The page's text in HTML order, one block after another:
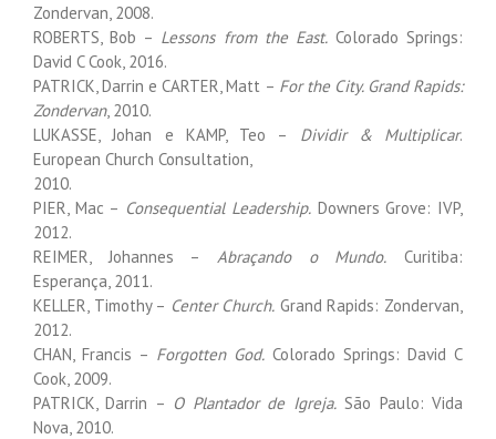
Zondervan, 2008.
ROBERTS, Bob – Lessons from the East.Colorado Springs:
David C Cook, 2016.
PATRICK, Darrin e CARTER, Matt – For the City. Grand Rapids:
Zondervan, 2010.
LUKASSE, Johan e KAMP, Teo – Dividir & Multiplicar.
European Church Consultation,
2010.
PIER, Mac – Consequential Leadership.Downers Grove: IVP,
2012.
REIMER, Johannes – Abraçando o Mundo. Curitiba:
Esperança, 2011.
KELLER, Timothy – Center Church. Grand Rapids: Zondervan,
2012.
CHAN, Francis – Forgotten God. Colorado Springs: David C
Cook, 2009.
PATRICK, Darrin – O Plantador de Igreja.São Paulo: Vida
Nova, 2010.